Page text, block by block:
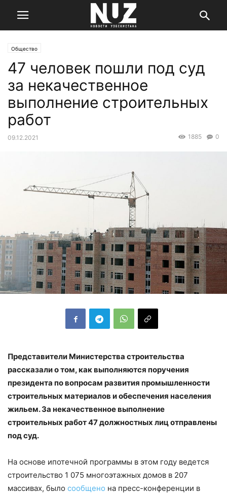
Общество
47 человек пошли под суд
за некачественное
выполнение строительных
работ
09.12.2021 0
1885
Представители Министерства строительства
рассказали о том, как выполняются поручения
президента по вопросам развития промышленности
строительных материалов и обеспечения населения
жильем. За некачественное выполнение
строительных работ 47 должностных лиц отправлены
под суд.
На основе ипотечной программы в этом году ведется
строительство 1 075 многоэтажных домов в 207
массивах, было сообщено на пресс-конференции в